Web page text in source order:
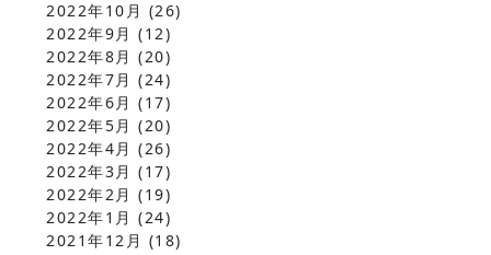
2022年10月 (26)
2022年9月 (12)
2022年8月 (20)
2022年7月 (24)
2022年6月 (17)
2022年5月 (20)
2022年4月 (26)
2022年3月 (17)
2022年2月 (19)
2022年1月 (24)
2021年12月 (18)